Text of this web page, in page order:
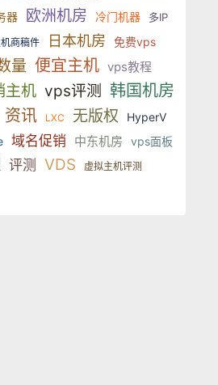
，美国
器 欧洲机房 冷门机器 多IP
商稿件 日本机房 免费vps
量 便宜主机 vps教程
主机 vps评测 韩国机房
资讯 LXC 无版权 HyperV
域名促销 中东机房 vps面板
评测 VDS 虚拟主机评测